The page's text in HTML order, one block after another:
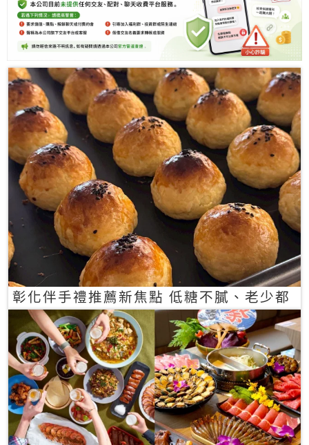
彰化伴手禮推薦新焦點 低糖不膩、老少都
愛的一口蛋黃酥禮盒